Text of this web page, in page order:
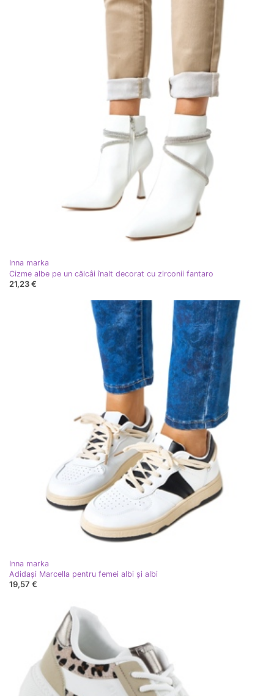
Inna marka
Cizme albe pe un călcâi înalt decorat cu zirconii fantaro
21,23 €
Inna marka
Adidași Marcella pentru femei albi și albi
19,57 €